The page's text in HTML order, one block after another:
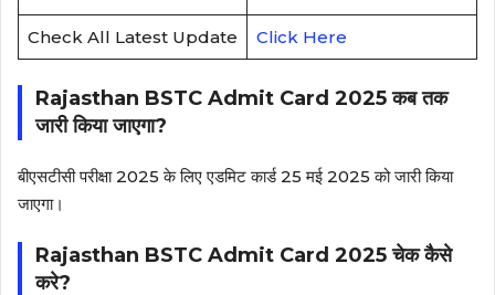
Check All Latest Update Click Here
Rajasthan BSTC Admit Card 2025 कब तक
जारी किया जाएगा?
बीएसटीसी परीक्षा 2025 के लिए एडमिट कार्ड 25 मई 2025 को जारी किया
जाएगा।
Rajasthan BSTC Admit Card 2025 चेक कैसे
करे?